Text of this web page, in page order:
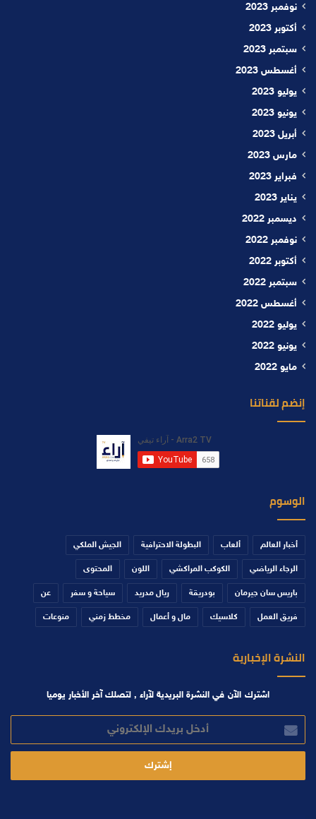
نوفمبر 2023
أكتوبر 2023
سبتمبر 2023
أغسطس 2023
يوليو 2023
يونيو 2023
أبريل 2023
مارس 2023
فبراير 2023
يناير 2023
ديسمبر 2022
نوفمبر 2022
أكتوبر 2022
سبتمبر 2022
أغسطس 2022
يوليو 2022
يونيو 2022
مايو 2022
إنضم لقناتنا
الوسوم
أخبار العالم ألعاب البطولة الاحترافية الجيش الملكي
الرجاء الرياضي الكوكب المراكشي اللون المحتوى
باريس سان جيرمان بودريقة ريال مدريد سياحة و سفر عن
فريق العمل كلاسيك مال و أعمال مخطط زمني منوعات
النشرة الإخبارية
اشترك الآن في النشرة البريدية لآراء , لتصلك آخر الأخبار يوميا
أدخل
بريدك
الإلكتروني